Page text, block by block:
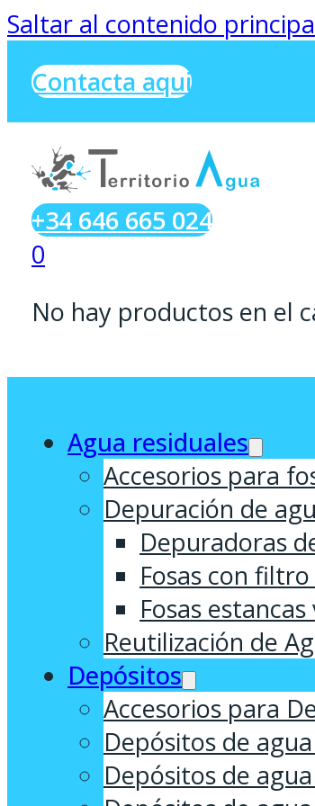
Saltar al contenido
Contacta aqui
+34 646 665 024
0
No hay productos en el
Agua residuales
Accesorios para
Depuración de
Depuradoras
Fosas con
Fosas
Reutilización de
Depósitos
Accesorios para
Depósitos de
Depósitos de